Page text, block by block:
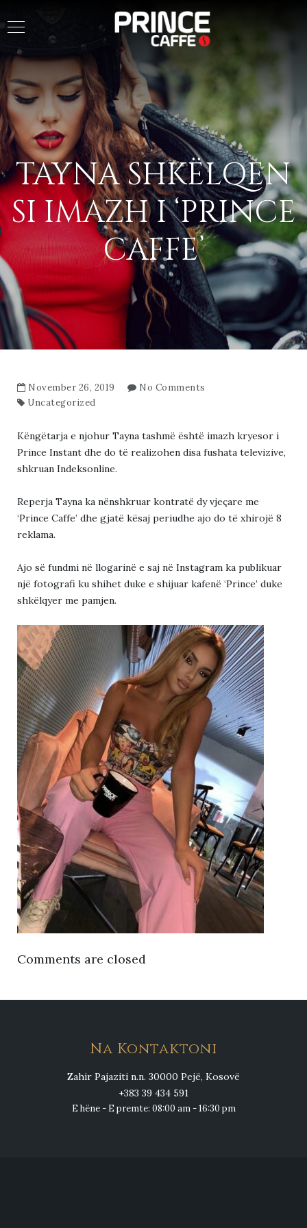
TAYNA SHKËLQEN
SI IMAZH I ‘PRINCE
CAFFE’
November 26, 2019
No Comments
Uncategorized
Këngëtarja e njohur Tayna tashmë është imazh kryesor i
Prince Instant dhe do të realizohen disa fushata televizive,
shkruan Indeksonline.
Reperja Tayna ka nënshkruar kontratë dy vjeçare me
‘Prince Caffe’ dhe gjatë kësaj periudhe ajo do të xhirojë 8
reklama.
Ajo së fundmi në llogarinë e saj në Instagram ka publikuar
një fotografi ku shihet duke e shijuar kafenë ‘Prince’ duke
shkëlqyer me pamjen.
Comments are closed
Na Kontaktoni
Zahir Pajaziti n.n. 30000 Pejë, Kosovë
+383 39 434 591
E hëne - E premte: 08:00 am - 16:30 pm